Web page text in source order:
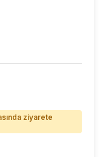
ziyarete